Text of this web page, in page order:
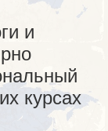
и
курсах